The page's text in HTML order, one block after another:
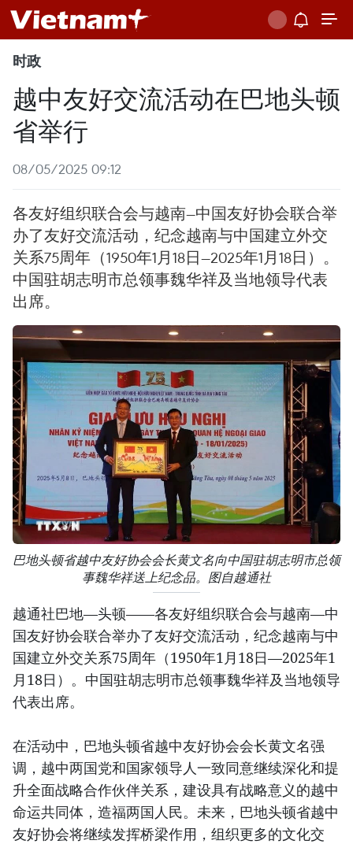
时政
越中友好交流活动在巴地头顿
省举行
08/05/2025 09:12
各友好组织联合会与越南—中国友好协会联合举
办了友好交流活动，纪念越南与中国建立外交
关系75周年（1950年1月18日—2025年1月18日）。
中国驻胡志明市总领事魏华祥及当地领导代表
出席。
巴地头顿省越中友好协会会长黄文名向中国驻胡志明市总领
事魏华祥送上纪念品。图自越通社
越通社巴地—头顿——各友好组织联合会与越南—中
国友好协会联合举办了友好交流活动，纪念越南与中
国建立外交关系75周年（1950年1月18日—2025年1
月18日）。中国驻胡志明市总领事魏华祥及当地领导
代表出席。
在活动中，巴地头顿省越中友好协会会长黄文名强
调，越中两国党和国家领导人一致同意继续深化和提
升全面战略合作伙伴关系，建设具有战略意义的越中
命运共同体，造福两国人民。未来，巴地头顿省越中
友好协会将继续发挥桥梁作用，组织更多的文化交